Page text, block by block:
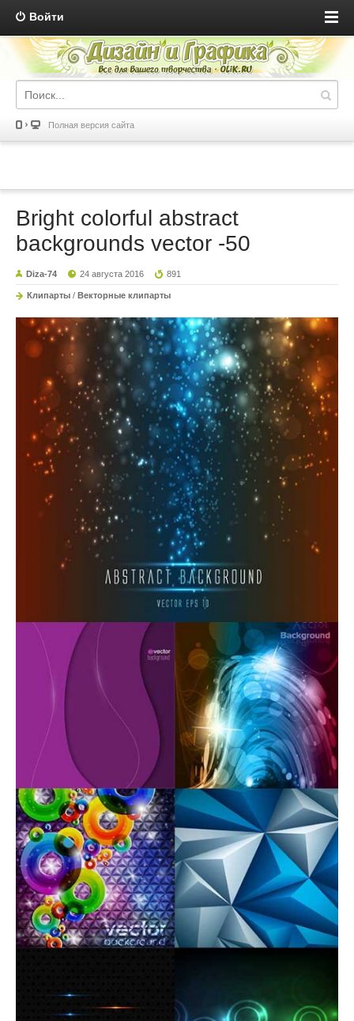
Войти
Полная версия сайта
Bright colorful abstract
backgrounds vector -50
Diza-74 24 августа 2016 891
Клипарты / Векторные клипарты